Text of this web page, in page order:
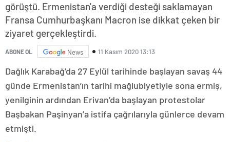
görüştü. Ermenistan'a verdiği desteği saklamayan
Fransa Cumhurbaşkanı Macron ise dikkat çeken bir
ziyaret gerçekleştirdi.
ABONE OL News 11 Kasım 2020 13:13
Dağlık Karabağ’da 27 Eylül tarihinde başlayan savaş 44
günde Ermenistan’ın tarihi mağlubiyetiyle sona ermiş,
yenilginin ardından Erivan’da başlayan protestolar
Başbakan Paşinyan’a istifa çağrılarıyla günlerce devam
etmişti.